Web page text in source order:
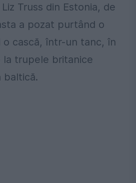
Truss din Estonia, de
a pozat purtând o
cască, într-un tanc, în
trupele britanice
baltică.